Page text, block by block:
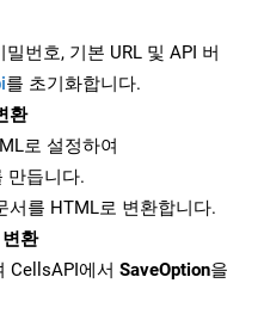
번호, 기본 URL 및 API 버
를 초기화합니다.
환
로 설정하여
만듭니다.
서를 HTML로 변환합니다.
환
CellsAPI에서 SaveOption을